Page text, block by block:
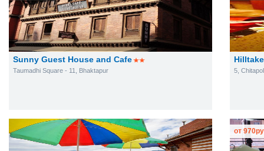
Sunny Guest House and Cafe
Taumadhi Square - 11, Bhaktapur 5,
от 970